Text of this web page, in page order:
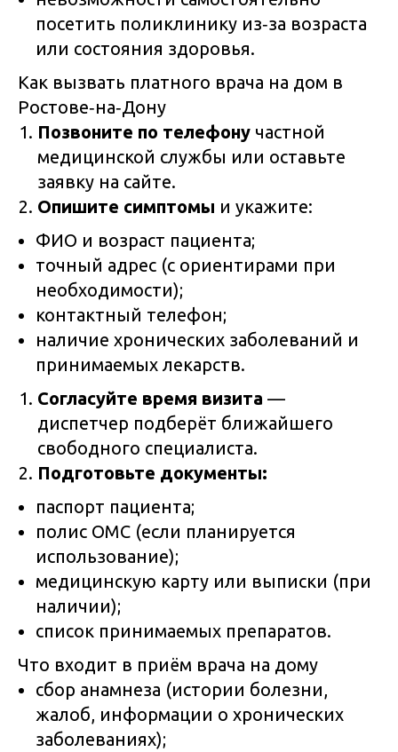
посетить поликлинику из‑за возраста
или состояния здоровья.
Как вызвать платного врача на дом в
Ростове‑на‑Дону
Позвоните по телефону частной
медицинской службы или оставьте
заявку на сайте.
Опишите симптомы и укажите:
ФИО и возраст пациента;
точный адрес (с ориентирами при
необходимости);
контактный телефон;
наличие хронических заболеваний и
принимаемых лекарств.
Согласуйте время визита —
диспетчер подберёт ближайшего
свободного специалиста.
Подготовьте документы:
паспорт пациента;
полис ОМС (если планируется
использование);
медицинскую карту или выписки (при
наличии);
список принимаемых препаратов.
Что входит в приём врача на дому
сбор анамнеза (истории болезни,
жалоб, информации о хронических
заболеваниях);